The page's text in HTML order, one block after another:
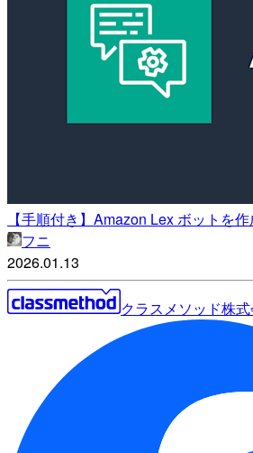
【手順付き】Amazon Lex ボットを
フニ
2026.01.13
クラスメソッド株